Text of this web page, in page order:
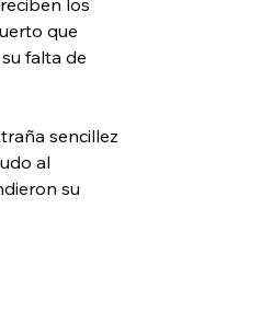
los
que
falta de
sencillez
al
su